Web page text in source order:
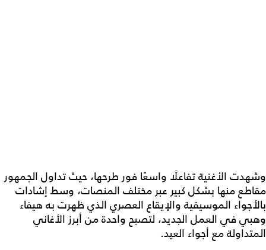
وشهدت الأغنية تفاعلًا واسعًا فور طرحها، حيث تداول الجمهور
مقاطع منها بشكل كبير عبر مختلف المنصات، وسط إشادات
بالأجواء الموسيقية والإيقاع العصري الذي ظهرت به هيفاء
وهبي في العمل الجديد، لتصبح واحدة من أبرز الأغاني
المتداولة مع أجواء العيد.